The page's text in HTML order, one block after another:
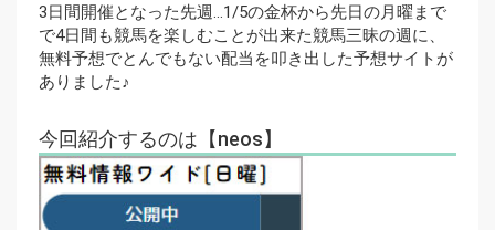
3日間開催となった先週…1/5の金杯から先日の月曜まで
で4日間も競馬を楽しむことが出来た競馬三昧の週に、
無料予想でとんでもない配当を叩き出した予想サイトが
ありました♪
今回紹介するのは【neos】